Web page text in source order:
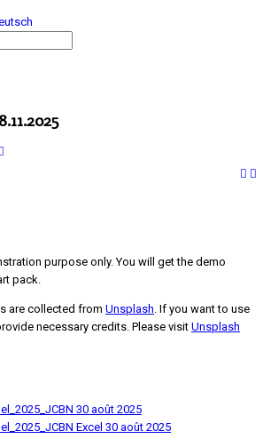
purpose only. You will get the demo
pack.
are collected from Unsplash . If you want to use
necessary credits. Please visit Unsplash
30 août 2025
Excel 30 août 2025